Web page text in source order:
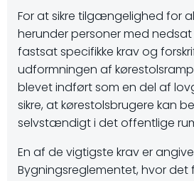
For at sikre tilgængelighed for
herunder personer med
fastsat specifikke krav og
udformningen af
blevet indført som en del af
sikre, at kørestolsbrugere kan
selvstændigt i det offentlige
En af de vigtigste krav er
Bygningsreglementet, hvor det